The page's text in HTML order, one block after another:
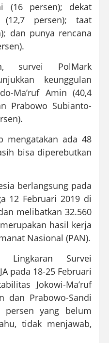
(16 persen); dekat
(12,7 persen); taat
dan punya rencana
survei PolMark
keunggulan
Ma’ruf Amin (40,4
Prabowo Subianto-
mengatakan ada 48
bisa diperebutkan
berlangsung pada
12 Februari 2019 di
melibatkan 32.560
hasil kerja
Nasional (PAN).
Lingkaran Survei
pada 18-25 Februari
Jokowi-Ma’ruf
dan Prabowo-Sandi
yang belum
tidak menjawab,